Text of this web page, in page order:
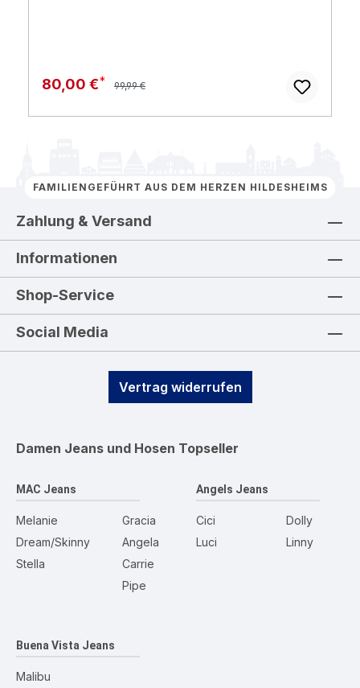
Verkaufspreis:
80,00 € Regulärer Preis:
99,99 €
FAMILIENGEFÜHRT AUS DEM HERZEN HILDESHEIMS
Zahlung & Versand
Informationen
Shop-Service
Social Media
Vertrag widerrufen
Damen Jeans und Hosen Topseller
MAC Jeans
Melanie
Dream/Skinny
Stella
Gracia
Angela
Carrie
Pipe
Angels Jeans
Cici
Luci
Dolly
Linny
Buena Vista Jeans
Malibu